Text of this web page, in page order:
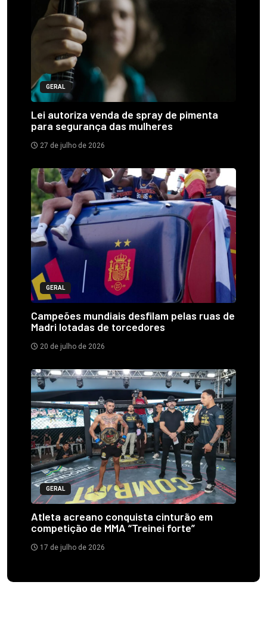
GERAL
Lei autoriza venda de spray de pimenta
para segurança das mulheres
27 de julho de 2026
GERAL
Campeões mundiais desfilam pelas ruas de
Madri lotadas de torcedores
20 de julho de 2026
GERAL
Atleta acreano conquista cinturão em
competição de MMA “Treinei forte”
17 de julho de 2026